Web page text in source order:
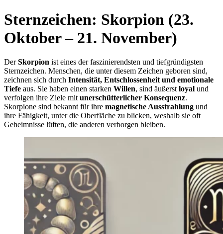
Sternzeichen: Skorpion (23.
Oktober – 21. November)
DerSkorpion ist eines der faszinierendsten und tiefgründigsten
Sternzeichen. Menschen, die unter diesem Zeichen geboren sind,
zeichnen sich durch Intensität, Entschlossenheit und emotionale
Tiefe aus. Sie haben einen starken Willen, sind äußerst loyal und
verfolgen ihre Ziele mit unerschütterlicher Konsequenz.
Skorpione sind bekannt für ihre magnetische Ausstrahlung und
ihre Fähigkeit, unter die Oberfläche zu blicken, weshalb sie oft
Geheimnisse lüften, die anderen verborgen bleiben.